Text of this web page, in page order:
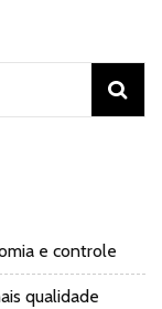
e controle
qualidade